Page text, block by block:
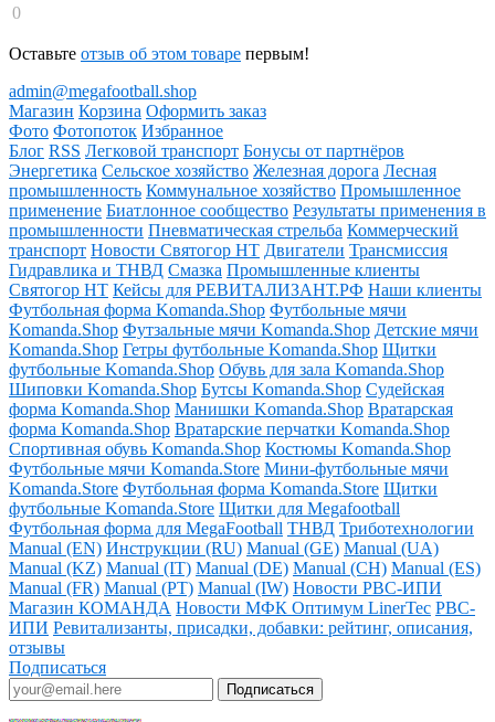
0
Оставьте отзыв об этом товаре первым!
admin@megafootball.shop
Магазин Корзина Оформить заказ
Фото Фотопоток Избранное
Блог RSS Легковой транспорт Бонусы от партнёров
Энергетика Сельское хозяйство Железная дорога Лесная
промышленность Коммунальное хозяйство Промышленное
применение Биатлонное сообщество Результаты применения в
промышленности Пневматическая стрельба Коммерческий
транспорт Новости Святогор НТ Двигатели Трансмиссия
Гидравлика и ТНВД Смазка Промышленные клиенты
Святогор НТ Кейсы для РЕВИТАЛИЗАНТ.РФ Наши клиенты
Футбольная форма Komanda.Shop Футбольные мячи
Komanda.Shop Футзальные мячи Komanda.Shop Детские мячи
Komanda.Shop Гетры футбольные Komanda.Shop Щитки
футбольные Komanda.Shop Обувь для зала Komanda.Shop
Шиповки Komanda.Shop Бутсы Komanda.Shop Судейская
форма Komanda.Shop Манишки Komanda.Shop Вратарская
форма Komanda.Shop Вратарские перчатки Komanda.Shop
Спортивная обувь Komanda.Shop Костюмы Komanda.Shop
Футбольные мячи Komanda.Store Мини-футбольные мячи
Komanda.Store Футбольная форма Komanda.Store Щитки
футбольные Komanda.Store Щитки для Megafootball
Футбольная форма для MegaFootball ТНВД Триботехнологии
Manual (EN) Инструкции (RU) Manual (GE) Manual (UA)
Manual (KZ) Manual (IT) Manual (DE) Manual (CH) Manual (ES)
Manual (FR) Manual (PT) Manual (IW) Новости РВС-ИПИ
Магазин КОМАНДА Новости МФК Оптимум LinerTec РВС-
ИПИ Ревитализанты, присадки, добавки: рейтинг, описания,
отзывы
Подписаться